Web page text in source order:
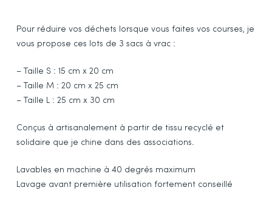
Pour réduire vos déchets lorsque vous faites vos courses, je
vous propose ces lots de 3 sacs à vrac :
– Taille S : 15 cm x 20 cm
– Taille M : 20 cm x 25 cm
– Taille L : 25 cm x 30 cm
Conçus à artisanalement à partir de tissu recyclé et
solidaire que je chine dans des associations.
Lavables en machine à 40 degrés maximum
Lavage avant première utilisation fortement conseillé